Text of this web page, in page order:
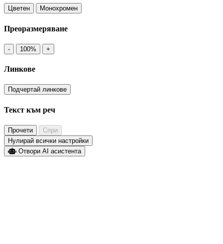
Цветен Монохромен
Преоразмеряване
- 100% +
Линкове
Подчертай линкове
Текст към реч
Прочети
Спри
Нулирай всички настройки
Отвори AI асистента